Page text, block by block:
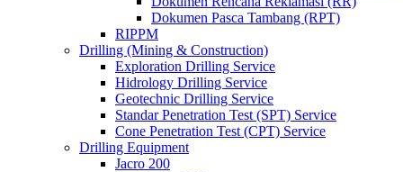
Dokumen Pasca Tambang (RPT)
RIPPM
Drilling (Mining & Construction)
Exploration Drilling Service
Hidrology Drilling Service
Geotechnic Drilling Service
Standar Penetration Test (SPT) Service
Cone Penetration Test (CPT) Service
Drilling Equipment
Jacro 200